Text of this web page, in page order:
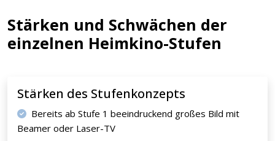
Stärken und Schwächen der
einzelnen Heimkino-Stufen
Stärken des Stufenkonzepts
Bereits ab Stufe 1 beeindruckend großes Bild mit
Beamer oder Laser-TV